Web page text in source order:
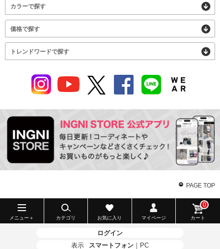
カラーで探す
価格で探す
トレンドワードで探す
PAGE TOP
メニュー＋ カテゴリ お気に入り マイページ カート
0
ログイン
表示
スマートフォン ｜ PC